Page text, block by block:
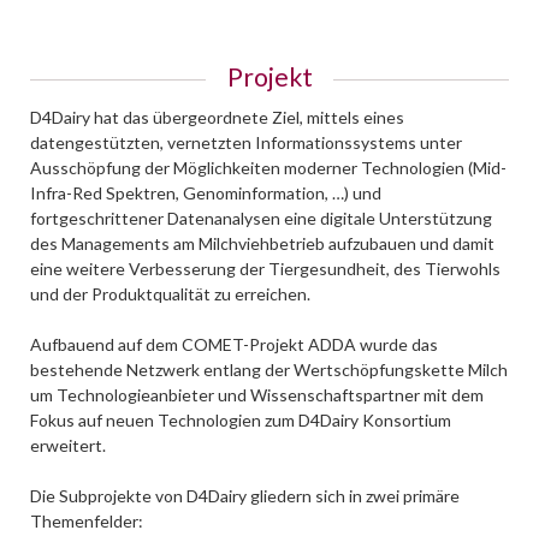
Projekt
D4Dairy hat das übergeordnete Ziel, mittels eines
datengestützten, vernetzten Informationssystems unter
Ausschöpfung der Möglichkeiten moderner Technologien (Mid-
Infra-Red Spektren, Genominformation, …) und
fortgeschrittener Datenanalysen eine digitale Unterstützung
des Managements am Milchviehbetrieb aufzubauen und damit
eine weitere Verbesserung der Tiergesundheit, des Tierwohls
und der Produktqualität zu erreichen.
Aufbauend auf dem COMET-Projekt ADDA wurde das
bestehende Netzwerk entlang der Wertschöpfungskette Milch
um Technologieanbieter und Wissenschaftspartner mit dem
Fokus auf neuen Technologien zum D4Dairy Konsortium
erweitert.
Die Subprojekte von D4Dairy gliedern sich in zwei primäre
Themenfelder: